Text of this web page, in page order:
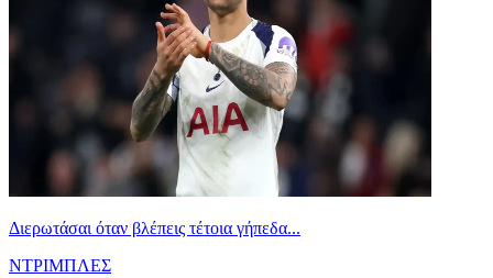
Διερωτάσαι όταν βλέπεις τέτοια γήπεδα...
ΝΤΡΙΜΠΛΕΣ